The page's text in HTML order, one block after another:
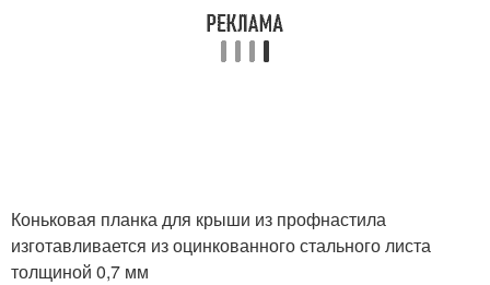
Коньковая планка для крыши из профнастила
изготавливается из оцинкованного стального листа
толщиной 0,7 мм